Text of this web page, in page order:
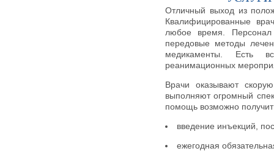
Отличный выход из
Квалифицированные
любое время. Персонал
передовые методы
медикаменты. Есть
реанимационных
Врачи оказывают
выполняют огромный
помощь возможно
введение инъекций,
ежегодная